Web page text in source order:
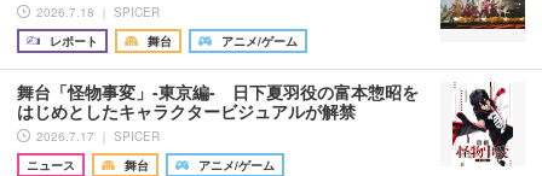
2026.7.18 ｜ SPICER
レポート
舞台 アニメ/ゲーム
舞台「怪物事変」-東京編- 日下夏羽役の富本惣昭を
はじめとしたキャラクタービジュアルが解禁
2026.7.17 ｜ SPICER
ニュース
舞台 アニメ/ゲーム